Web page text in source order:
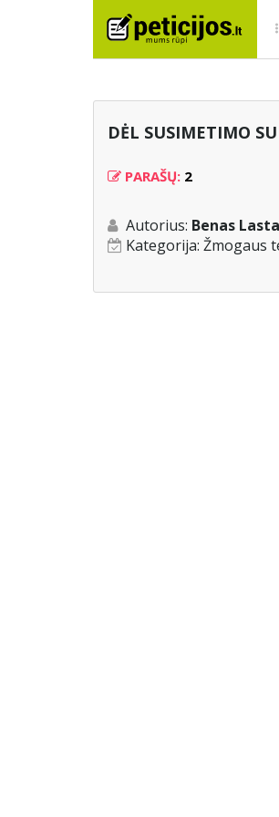
DĖL SUSIMETIMO
PARAŠŲ: 2
Autorius: Benas
Kategorija: Žmogaus